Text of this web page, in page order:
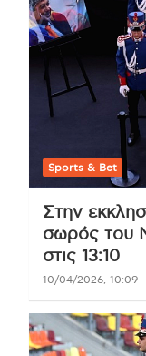
Sports & Bet
Στην
σωρός του
στις 13:10
10/04/2026, 10:09